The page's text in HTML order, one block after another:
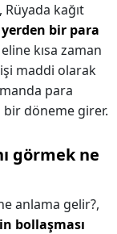
Rüyada kağıt
bir para
kısa zaman
maddi olarak
para
döneme girer.
görmek ne
anlama gelir?,
bollaşması